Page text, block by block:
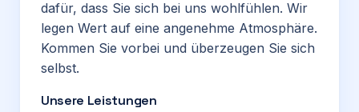
dafür, dass Sie sich bei uns wohlfühlen. Wir
legen Wert auf eine angenehme Atmosphäre.
Kommen Sie vorbei und überzeugen Sie sich
selbst.
Unsere Leistungen